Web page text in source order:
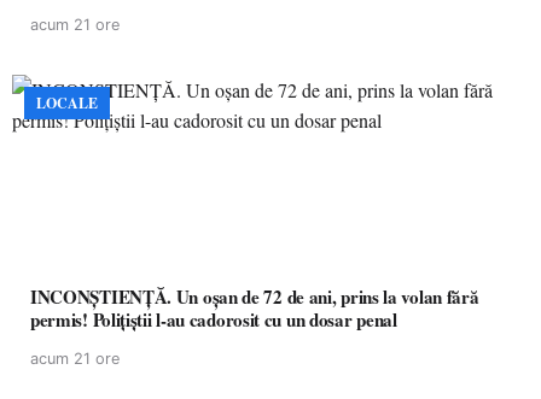
acum 21 ore
LOCALE
INCONȘTIENȚĂ. Un oșan de 72 de ani, prins la volan fără
permis! Polițiștii l-au cadorosit cu un dosar penal
acum 21 ore